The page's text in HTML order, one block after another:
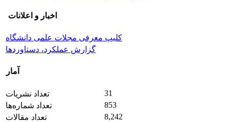
اخبار و اعلانات
کلیپ معرفی مجلات علمی دانشگاه
گزارش عملکرد، دستاوردها
آمار
تعداد نشریات
31
تعداد شماره‌ها
853
تعداد مقالات
8,242